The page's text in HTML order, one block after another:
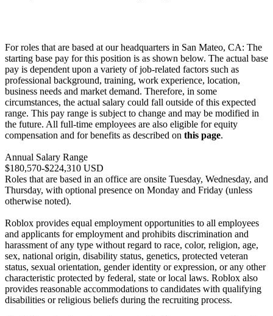
For roles that are based at our headquarters in San Mateo, CA: The
starting base pay for this position is as shown below. The actual base
pay is dependent upon a variety of job-related factors such as
professional background, training, work experience, location,
business needs and market demand. Therefore, in some
circumstances, the actual salary could fall outside of this expected
range. This pay range is subject to change and may be modified in
the future. All full-time employees are also eligible for equity
compensation and for benefits as described on this page.
Annual Salary Range
$180,570-$224,310 USD
Roles that are based in an office are onsite Tuesday, Wednesday, and
Thursday, with optional presence on Monday and Friday (unless
otherwise noted).
Roblox provides equal employment opportunities to all employees
and applicants for employment and prohibits discrimination and
harassment of any type without regard to race, color, religion, age,
sex, national origin, disability status, genetics, protected veteran
status, sexual orientation, gender identity or expression, or any other
characteristic protected by federal, state or local laws. Roblox also
provides reasonable accommodations to candidates with qualifying
disabilities or religious beliefs during the recruiting process.